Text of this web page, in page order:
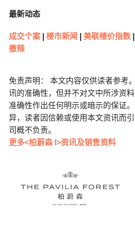
最新动态
成交个案| 楼市新闻 美联楼价指数|
撤辣
免责声明： 本文内容仅供读者参考
讯的准确性，但并不对文中所涉资
准确性作出任何明示或暗示的保证
异，读者因信赖或使用本文资讯而
司概不负责。
更多<柏蔚森 I>资讯及销售资料